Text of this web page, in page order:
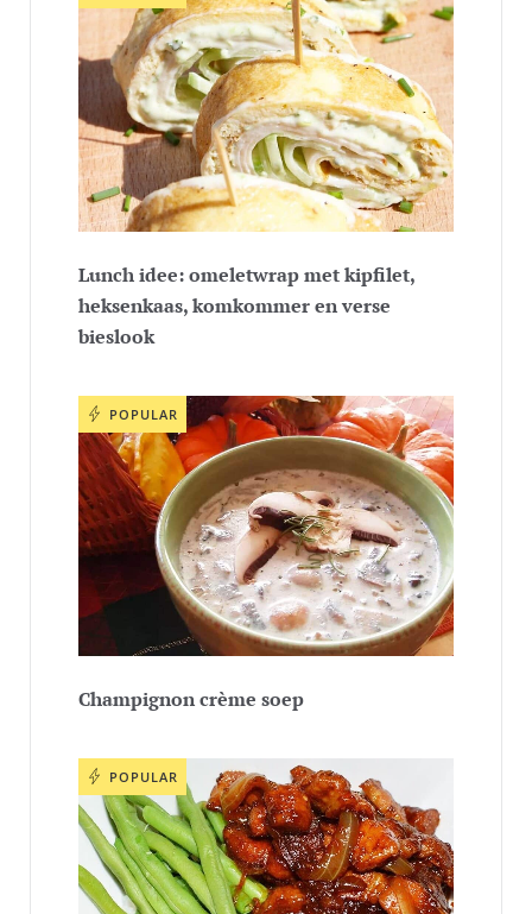
Lunch idee: omeletwrap met kipfilet,
heksenkaas, komkommer en verse
bieslook
POPULAR
Champignon crème soep
POPULAR